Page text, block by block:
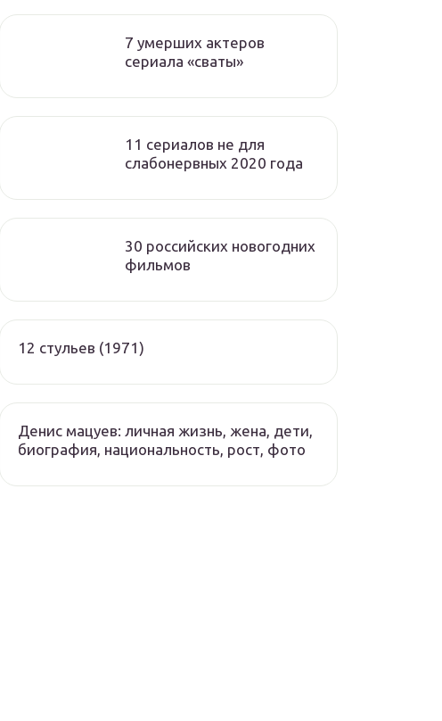
7 умерших актеров
сериала «сваты»
11 сериалов не для
слабонервных 2020 года
30 российских новогодних
фильмов
12 стульев (1971)
Денис мацуев: личная жизнь, жена, дети,
биография, национальность, рост, фото